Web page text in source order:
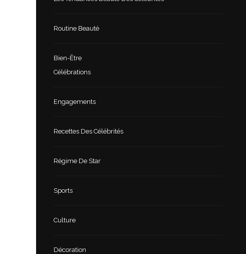
Routine Beauté
Bien-Être
Célébrations
Engagements
Recettes Des Célébrités
Régime De Star
Sports
Culture
Décoration